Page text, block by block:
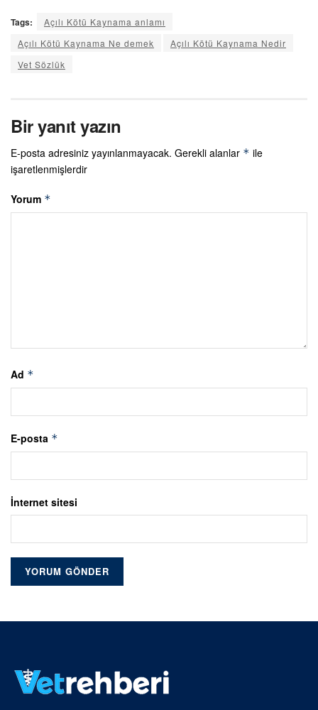
Tags:
Açılı Kötü Kaynama anlamı
Açılı Kötü Kaynama Ne demek
Açılı Kötü Kaynama Nedir
Vet Sözlük
Bir yanıt yazın
E-posta adresiniz yayınlanmayacak. Gerekli alanlar * ile
işaretlenmişlerdir
Yorum *
Ad *
E-posta *
İnternet sitesi